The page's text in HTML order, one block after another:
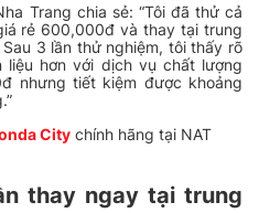
Trang chia sẻ: “Tôi đã thử cả
rẻ 600,000đ và thay tại trung
3 lần thử nghiệm, tôi thấy rõ
liệu hơn với dịch vụ chất lượng
nhưng tiết kiệm được khoảng
City chính hãng tại NAT
thay ngay tại trung